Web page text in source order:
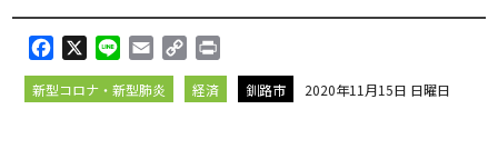
a
c
i
n
m
a
o
p
r
i
新型コロナ・新型肺炎 経済 釧路市 2020年11月15日 日曜日